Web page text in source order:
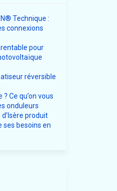
Technique :
connexions
rentable pour
réversible
Ce qu’on vous
onduleurs
produit
ses besoins en